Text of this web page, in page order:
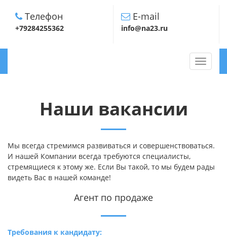
Телефон
+79284255362
E-mail
info@na23.ru
TOGGLE
Наши вакансии
Мы всегда стремимся развиваться и совершенствоваться.
И нашей Компании всегда требуются специалисты,
стремящиеся к этому же. Если Вы такой, то мы будем рады
видеть Вас в нашей команде!
Агент по продаже
Требования к кандидату: